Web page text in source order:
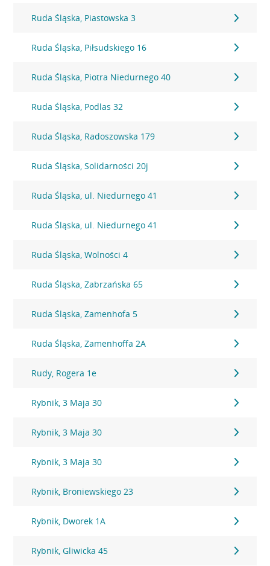
Ruda Śląska, Piastowska 3
Ruda Śląska, Piłsudskiego 16
Ruda Śląska, Piotra Niedurnego 40
Ruda Śląska, Podlas 32
Ruda Śląska, Radoszowska 179
Ruda Śląska, Solidarności 20j
Ruda Śląska, ul. Niedurnego 41
Ruda Śląska, ul. Niedurnego 41
Ruda Śląska, Wolności 4
Ruda Śląska, Zabrzańska 65
Ruda Śląska, Zamenhofa 5
Ruda Śląska, Zamenhoffa 2A
Rudy, Rogera 1e
Rybnik, 3 Maja 30
Rybnik, 3 Maja 30
Rybnik, 3 Maja 30
Rybnik, Broniewskiego 23
Rybnik, Dworek 1A
Rybnik, Gliwicka 45